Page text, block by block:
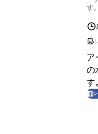
す。
ア
の
す